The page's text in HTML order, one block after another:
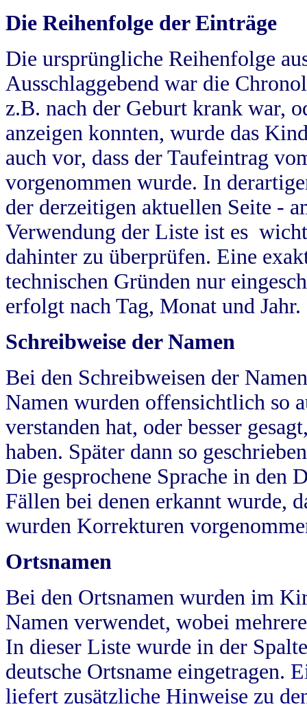
Die Reihenfolge der Einträge
Die ursprüngliche Reihenfolge
Ausschlaggebend war die
z.B. nach der Geburt krank war,
anzeigen konnten, wurde das
auch vor, dass der Taufeintrag
vorgenommen wurde. In
der derzeitigen aktuellen Seite -
Verwendung der Liste ist es
dahinter zu überprüfen. Eine
technischen Gründen nur
erfolgt nach Tag, Monat und Jahr.
Schreibweise der Namen
Bei den Schreibweisen der
Namen wurden offensichtlich so
verstanden hat, oder besser
haben. Später dann so
Die gesprochene Sprache in
Fällen bei denen erkannt wurde,
wurden Korrekturen
Ortsnamen
Bei den Ortsnamen wurden im
Namen verwendet, wobei
In dieser Liste wurde in der
deutsche Ortsname eingetragen.
liefert zusätzliche Hinweise zu